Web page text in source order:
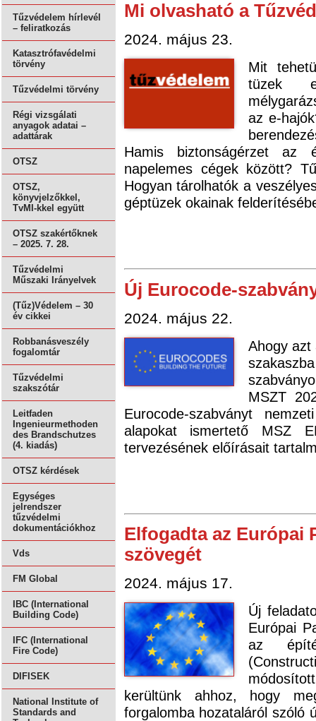
Tűzvédelem hírlevél
– feliratkozás
Katasztrófavédelmi
törvény
Tűzvédelmi törvény
Régi vizsgálati
anyagok adatai –
adattárak
OTSZ
OTSZ,
könyvjelzőkkel,
TvMI-kkel együtt
OTSZ szakértőknek
– 2025. 7. 28.
Tűzvédelmi
Műszaki Irányelvek
(Tűz)Védelem – 30
év cikkei
Robbanásveszély
fogalomtár
Tűzvédelmi
szakszótár
Leitfaden
Ingenieurmethoden
des Brandschutzes
(4. kiadás)
OTSZ kérdések
Egységes
jelrendszer
tűzvédelmi
dokumentációkhoz
Vds
FM Global
IBC (International
Building Code)
IFC (International
Fire Code)
DIFISEK
National Institute of
Standards and
Mi olvasható a
2024. május 23.
Mit
tüzek
az e-
Hamis biztonságérzet az
napelemes cégek között?
Hogyan tárolhatók a
géptüzek okainak
Új Eurocode-
2024. május 22.
Ahogy azt
MSZT
Eurocode-szabványt
alapokat ismertető MSZ
tervezésének előírásait
Elfogadta az Európai
szövegét
2024. május 17.
Új
Európai
az
kerültünk ahhoz, hogy
forgalomba hozataláról szóló